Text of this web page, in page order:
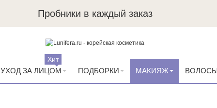
Пробники в каждый заказ
УХОД ЗА ЛИЦОМ
Хит
ПОДБОРКИ МАКИЯЖ ВОЛОСЫ